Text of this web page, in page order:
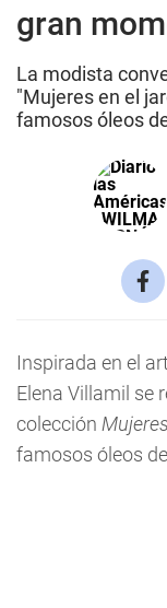
gran
La modista
"Mujeres en el
famosos óleos
Inspirada en el
Elena Villamil se
colección
famosos óleos